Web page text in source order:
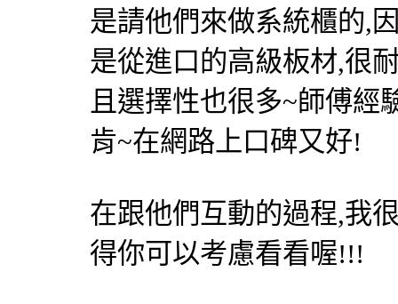
是請他們來做系統櫃的,
是從進口的高級板材,很
且選擇性也很多~師傅經
肯~在網路上口碑又好!
在跟他們互動的過程,我
得你可以考慮看看喔!!!